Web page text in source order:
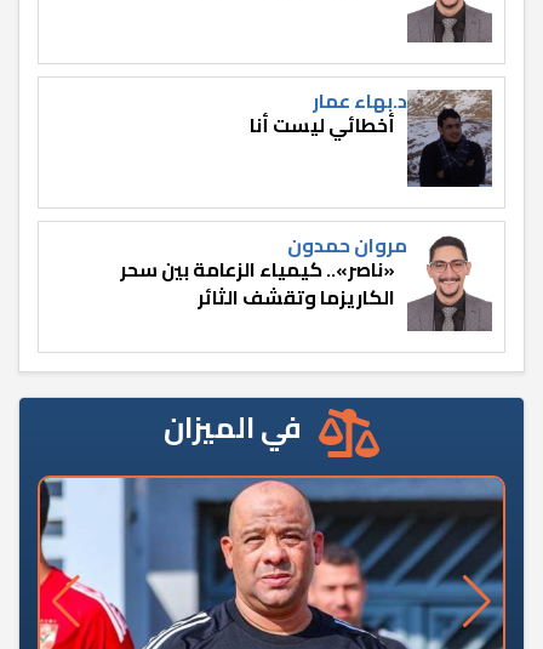
د.بهاء عمار
أخطائي ليست أنا
مروان حمدون
«ناصر».. كيمياء الزعامة بين سحر
الكاريزما وتقشف الثائر
في الميزان